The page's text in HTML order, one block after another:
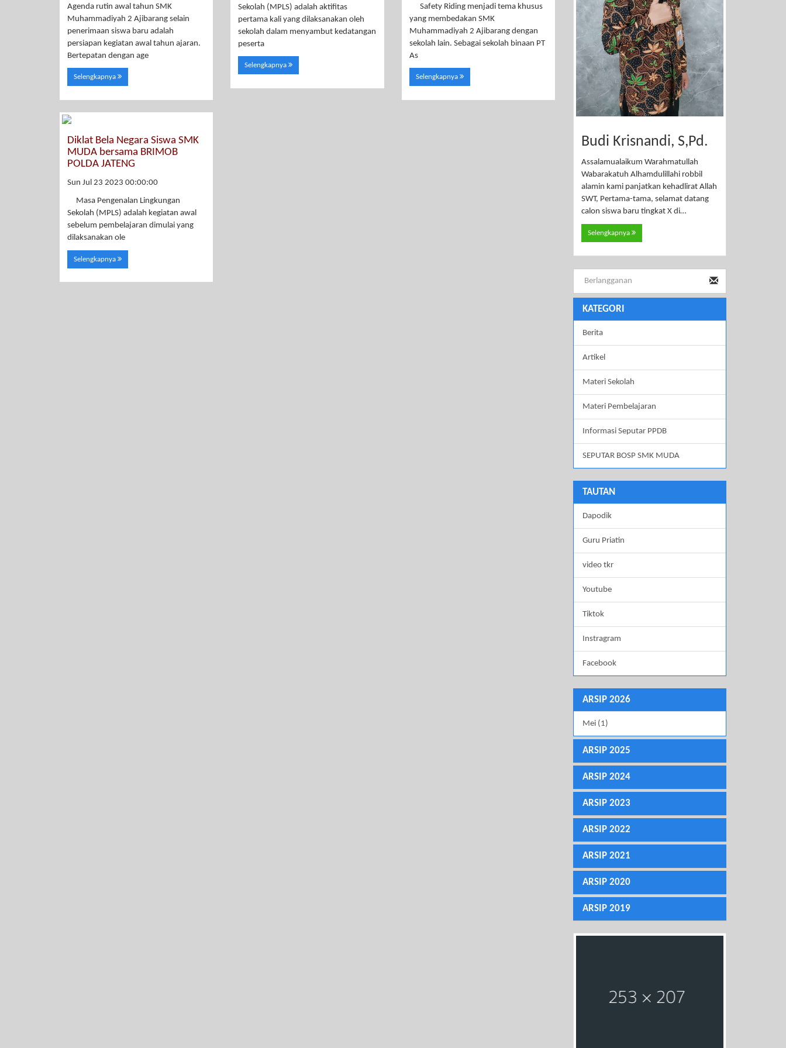
Agenda rutin awal tahun SMK
Muhammadiyah 2 Ajibarang selain
penerimaan siswa baru adalah
persiapan kegiatan awal tahun ajaran.
Bertepatan dengan age
Selengkapnya
Sekolah (MPLS) adalah aktifitas
pertama kali yang dilaksanakan oleh
sekolah dalam menyambut kedatangan
peserta
Selengkapnya
Safety Riding menjadi tema khusus
yang membedakan SMK
Muhammadiyah 2 Ajibarang dengan
sekolah lain. Sebagai sekolah binaan PT
As
Selengkapnya
Diklat Bela Negara Siswa SMK
MUDA bersama BRIMOB
POLDA JATENG
Sun Jul 23 2023 00:00:00
Masa Pengenalan Lingkungan
Sekolah (MPLS) adalah kegiatan awal
sebelum pembelajaran dimulai yang
dilaksanakan ole
Selengkapnya
Budi Krisnandi, S,Pd.
Assalamualaikum Warahmatullah
Wabarakatuh Alhamdulillahi robbil
alamin kami panjatkan kehadlirat Allah
SWT, Pertama-tama, selamat datang
calon siswa baru tingkat X di…
Selengkapnya
KATEGORI
Berita
Artikel
Materi Sekolah
Materi Pembelajaran
Informasi Seputar PPDB
SEPUTAR BOSP SMK MUDA
TAUTAN
Dapodik
Guru Priatin
video tkr
Youtube
Tiktok
Instragram
Facebook
ARSIP 2026
Mei (1)
ARSIP 2025
ARSIP 2024
ARSIP 2023
ARSIP 2022
ARSIP 2021
ARSIP 2020
ARSIP 2019